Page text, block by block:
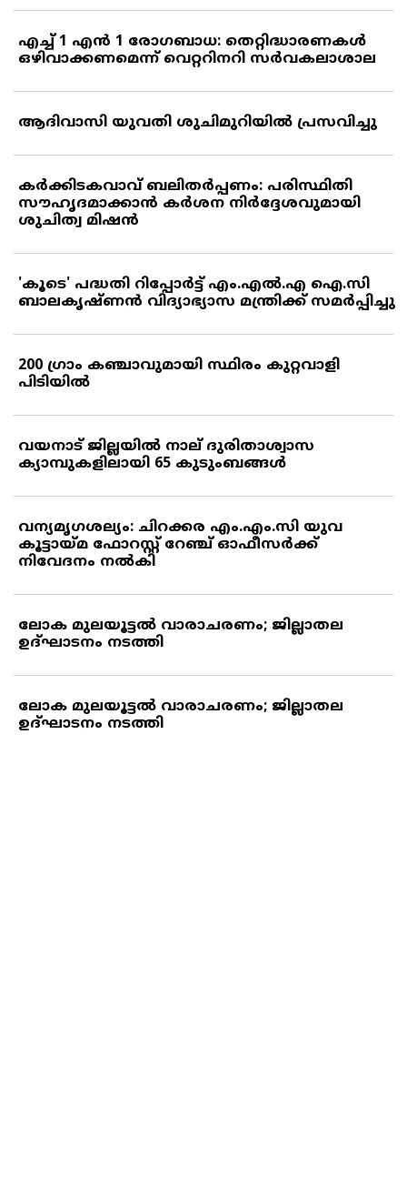
എച്ച് 1 എന്‍ 1 രോഗബാധ: തെറ്റിദ്ധാരണകള്‍
ഒഴിവാക്കണമെന്ന് വെറ്ററിനറി സര്‍വകലാശാല
ആദിവാസി യുവതി ശുചിമുറിയില്‍ പ്രസവിച്ചു
കര്‍ക്കിടകവാവ് ബലിതര്‍പ്പണം: പരിസ്ഥിതി
സൗഹൃദമാക്കാന്‍ കര്‍ശന നിര്‍ദ്ദേശവുമായി
ശുചിത്വ മിഷന്‍
'കൂടെ' പദ്ധതി റിപ്പോര്‍ട്ട് എം.എല്‍.എ ഐ.സി
ബാലകൃഷ്ണന്‍ വിദ്യാഭ്യാസ മന്ത്രിക്ക് സമര്‍പ്പിച്ചു
200 ഗ്രാം കഞ്ചാവുമായി സ്ഥിരം കുറ്റവാളി
പിടിയില്‍
വയനാട് ജില്ലയില്‍ നാല് ദുരിതാശ്വാസ
ക്യാമ്പുകളിലായി 65 കുടുംബങ്ങള്‍
വന്യമൃഗശല്യം: ചിറക്കര എം.എം.സി യുവ
കൂട്ടായ്മ ഫോറസ്റ്റ് റേഞ്ച് ഓഫീസര്‍ക്ക്
നിവേദനം നല്‍കി
ലോക മുലയൂട്ടല്‍ വാരാചരണം; ജില്ലാതല
ഉദ്ഘാടനം നടത്തി
ലോക മുലയൂട്ടല്‍ വാരാചരണം; ജില്ലാതല
ഉദ്ഘാടനം നടത്തി